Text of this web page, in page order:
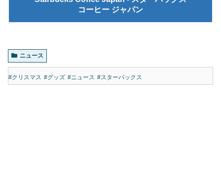
コーヒー ジャパン
ニュース
#クリスマス #グッズ #ニュース #スターバックス